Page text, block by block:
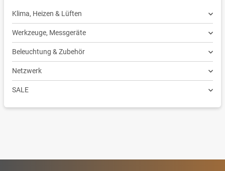
Klima, Heizen & Lüften
Werkzeuge, Messgeräte
Beleuchtung & Zubehör
Netzwerk
SALE